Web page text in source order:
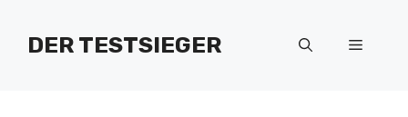
Inhalt
springenDER TESTSIEGER Menü